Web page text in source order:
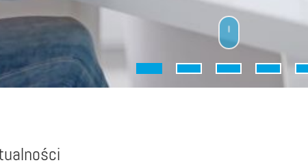
Sprawność
Abrazja
Objętość przepływu / przepływ